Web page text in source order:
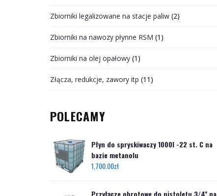
Zbiorniki legalizowane na stacje paliw (2)
Zbiorniki na nawozy płynne RSM (1)
Zbiorniki na olej opałowy (1)
Złącza, redukcje, zawory itp (11)
POLECAMY
Płyn do spryskiwaczy 1000l -22 st. C na
bazie metanolu
1,700.00zł
Przyłącze obrotowe do pistoletu 3/4'' na